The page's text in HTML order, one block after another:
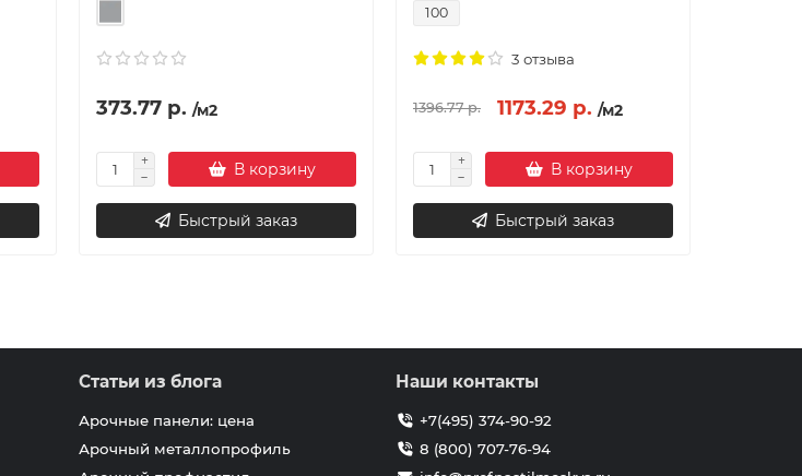
373.77 р. /м2
В корзину
Быстрый заказ
100
3 отзыва
1396.77 р. 1173.29 р. /м2
В корзину
Быстрый заказ
Статьи из блога
Арочные панели: цена
Арочный металлопрофиль
Наши контакты
+7(495) 374-90-92
8 (800) 707-76-94